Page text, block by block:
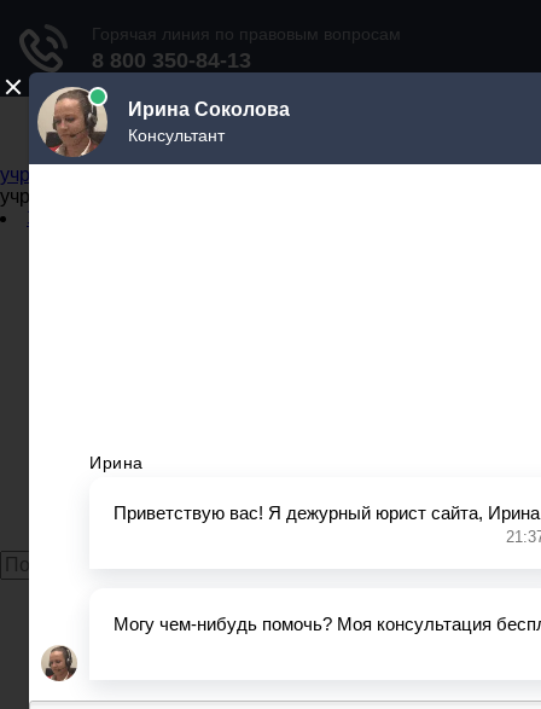
Не официальный справочник государственных
учреждений
учреждений
Задать вопрос юристу
Судебные приставы
Задать вопрос юристу
МВД и ОП Тамбовская область
ОП (Отделение полиции) поселка Сатинка